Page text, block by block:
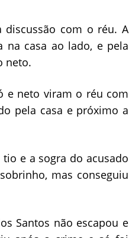
com o réu. A
casa ao lado, e pela
neto.
e neto viram o réu com
pela casa e próximo a
e a sogra do acusado
mas conseguiu
Santos não escapou e